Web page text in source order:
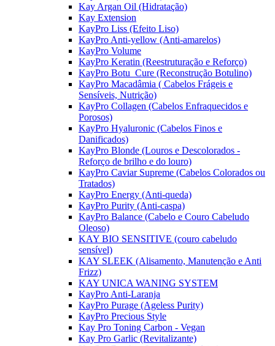
Kay Argan Oil (Hidratação)
Kay Extension
KayPro Liss (Efeito Liso)
KayPro Anti-yellow (Anti-amarelos)
KayPro Volume
KayPro Keratin (Reestruturação e Reforço)
KayPro Botu_Cure (Reconstrução Botulino)
KayPro Macadâmia ( Cabelos Frágeis e
Sensíveis, Nutrição)
KayPro Collagen (Cabelos Enfraquecidos e
Porosos)
KayPro Hyaluronic (Cabelos Finos e
Danificados)
KayPro Blonde (Louros e Descolorados -
Reforço de brilho e do louro)
KayPro Caviar Supreme (Cabelos Colorados ou
Tratados)
KayPro Energy (Anti-queda)
KayPro Purity (Anti-caspa)
KayPro Balance (Cabelo e Couro Cabeludo
Oleoso)
KAY BIO SENSITIVE (couro cabeludo
sensível)
KAY SLEEK (Alisamento, Manutenção e Anti
Frizz)
KAY UNICA WANING SYSTEM
KayPro Anti-Laranja
KayPro Purage (Ageless Purity)
KayPro Precious Style
Kay Pro Toning Carbon - Vegan
Kay Pro Garlic (Revitalizante)